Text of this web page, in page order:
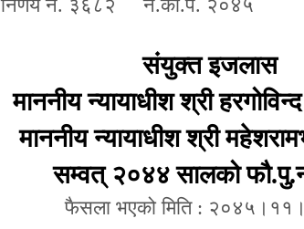
निर्णय नं. ३६८२ ने.का.प. २०४५
संयुक्त इजलास
माननीय न्यायाधीश श्री
माननीय न्यायाधीश श्री
सम्वत् २०४४ सालको
फैसला भएको मिति :